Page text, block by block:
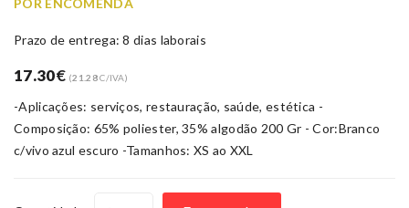
POR ENCOMENDA
Prazo de entrega: 8 dias laborais
17.30€ (21.28C/IVA)
-Aplicações: serviços, restauração, saúde, estética -
Composição: 65% poliester, 35% algodão 200 Gr - Cor:Branco
c/vivo azul escuro -Tamanhos: XS ao XXL